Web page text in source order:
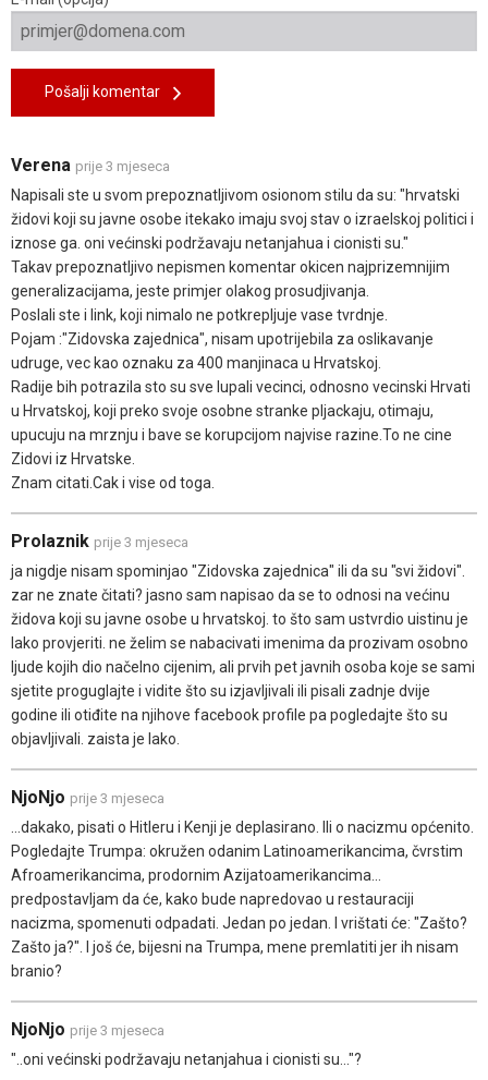
Pošalji komentar
Verena prije 3 mjeseca
Napisali ste u svom prepoznatljivom osionom stilu da su: "hrvatski
židovi koji su javne osobe itekako imaju svoj stav o izraelskoj politici i
iznose ga. oni većinski podržavaju netanjahua i cionisti su."
Takav prepoznatljivo nepismen komentar okicen najprizemnijim
generalizacijama, jeste primjer olakog prosudjivanja.
Poslali ste i link, koji nimalo ne potkrepljuje vase tvrdnje.
Pojam :"Zidovska zajednica", nisam upotrijebila za oslikavanje
udruge, vec kao oznaku za 400 manjinaca u Hrvatskoj.
Radije bih potrazila sto su sve lupali vecinci, odnosno vecinski Hrvati
u Hrvatskoj, koji preko svoje osobne stranke pljackaju, otimaju,
upucuju na mrznju i bave se korupcijom najvise razine.To ne cine
Zidovi iz Hrvatske.
Znam citati.Cak i vise od toga.
Prolaznik prije 3 mjeseca
ja nigdje nisam spominjao "Zidovska zajednica" ili da su "svi židovi".
zar ne znate čitati? jasno sam napisao da se to odnosi na većinu
židova koji su javne osobe u hrvatskoj. to što sam ustvrdio uistinu je
lako provjeriti. ne želim se nabacivati imenima da prozivam osobno
ljude kojih dio načelno cijenim, ali prvih pet javnih osoba koje se sami
sjetite proguglajte i vidite što su izjavljivali ili pisali zadnje dvije
godine ili otiđite na njihove facebook profile pa pogledajte što su
objavljivali. zaista je lako.
NjoNjo prije 3 mjeseca
...dakako, pisati o Hitleru i Kenji je deplasirano. Ili o nacizmu općenito.
Pogledajte Trumpa: okružen odanim Latinoamerikancima, čvrstim
Afroamerikancima, prodornim Azijatoamerikancima...
predpostavljam da će, kako bude napredovao u restauraciji
nacizma, spomenuti odpadati. Jedan po jedan. I vrištati će: "Zašto?
Zašto ja?". I još će, bijesni na Trumpa, mene premlatiti jer ih nisam
branio?
NjoNjo prije 3 mjeseca
"..oni većinski podržavaju netanjahua i cionisti su..."?